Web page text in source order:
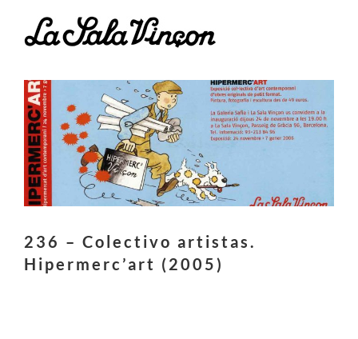
236 – Colectivo artistas.
Hipermerc’art (2005)